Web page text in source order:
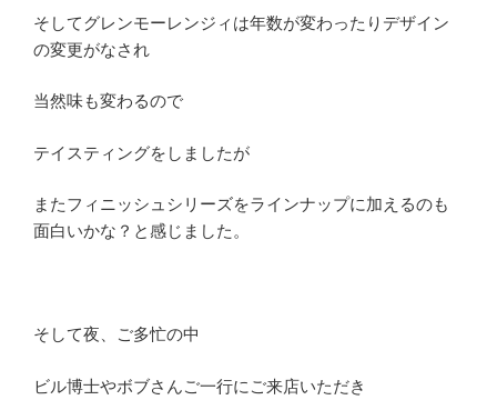
そしてグレンモーレンジィは年数が変わったりデザイン
の変更がなされ
当然味も変わるので
テイスティングをしましたが
またフィニッシュシリーズをラインナップに加えるのも
面白いかな？と感じました。
そして夜、ご多忙の中
ビル博士やボブさんご一行にご来店いただき